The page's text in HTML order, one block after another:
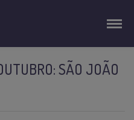
SÃO JOÃO